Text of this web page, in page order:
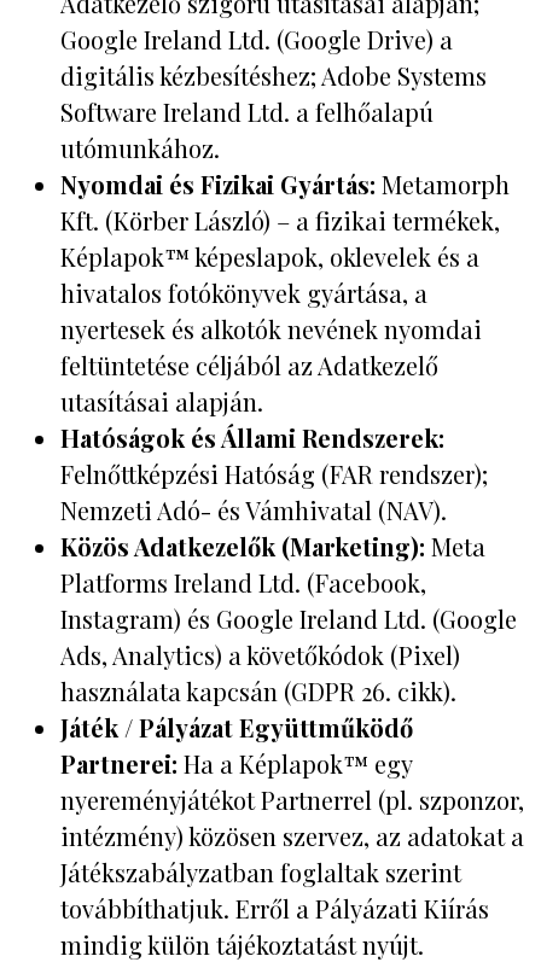
Google Ireland Ltd. (Google Drive) a
digitális kézbesítéshez; Adobe Systems
Software Ireland Ltd. a felhőalapú
utómunkához.
Nyomdai és Fizikai Gyártás: Metamorph
Kft. (Körber László) – a fizikai termékek,
Képlapok™ képeslapok, oklevelek és a
hivatalos fotókönyvek gyártása, a
nyertesek és alkotók nevének nyomdai
feltüntetése céljából az Adatkezelő
utasításai alapján.
Hatóságok és Állami Rendszerek:
Felnőttképzési Hatóság (FAR rendszer);
Nemzeti Adó- és Vámhivatal (NAV).
Közös Adatkezelők (Marketing): Meta
Platforms Ireland Ltd. (Facebook,
Instagram) és Google Ireland Ltd. (Google
Ads, Analytics) a követőkódok (Pixel)
használata kapcsán (GDPR 26. cikk).
Játék / Pályázat Együttműködő
Partnerei: Ha a Képlapok™ egy
nyereményjátékot Partnerrel (pl. szponzor,
intézmény) közösen szervez, az adatokat a
Játékszabályzatban foglaltak szerint
továbbíthatjuk. Erről a Pályázati Kiírás
mindig külön tájékoztatást nyújt.